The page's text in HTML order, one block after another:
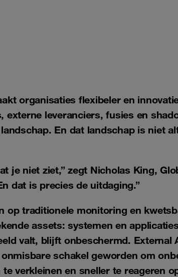
organisaties flexibeler en
externe leveranciers, fusies en
En dat landschap is niet
je niet ziet,” zegt Nicholas King,
dat is precies de uitdaging.”
op traditionele monitoring en
assets: systemen en
valt, blijft onbeschermd. External
schakel geworden om
verkleinen en sneller te reageren